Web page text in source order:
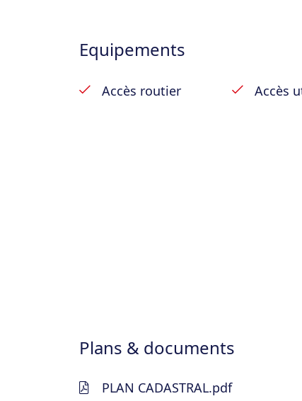
Equipements
Accès routier Accès
Plans & documents
PLAN CADASTRAL.pdf